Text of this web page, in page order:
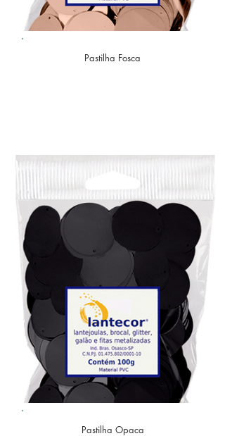
Pastilha Fosca
Pastilha Opaca